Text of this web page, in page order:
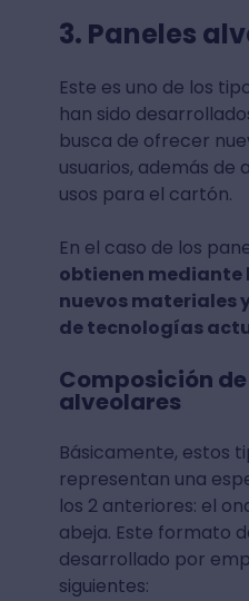
3. Paneles
Este es uno de los
han sido
busca de ofrecer
usuarios, además de
usos para el cartón.
En el caso de los
obtienen mediante
nuevos materiales
de tecnologías
Composición
alveolares
Básicamente, estos
representan una
los 2 anteriores: el
abeja. Este formato
desarrollado por
siguientes: